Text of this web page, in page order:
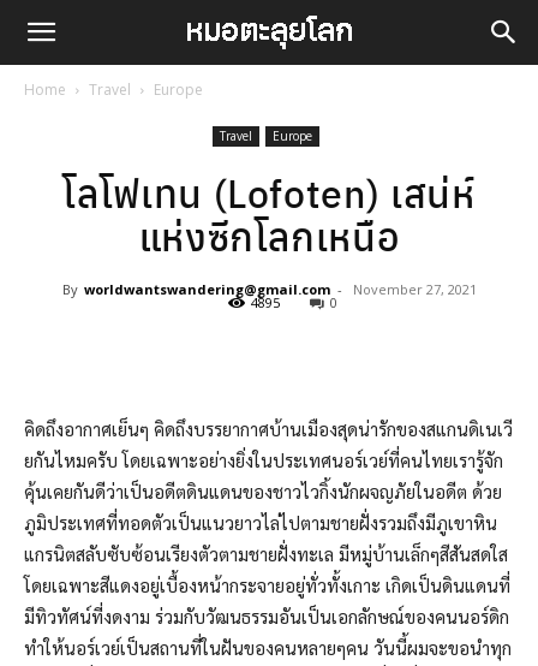
Home Travel Europe
Travel Europe
โลโฟเทน (Lofoten) เสน่ห์
แห่งซีกโลกเหนือ
By worldwantswandering@gmail.com - November 27, 2021
4895 0
คิดถึงอากาศเย็นๆ คิดถึงบรรยากาศบ้านเมืองสุดน่ารักของสแกนดิเนเวี
ยกันไหมครับ โดยเฉพาะอย่างยิ่งในประเทศนอร์เวย์ที่คนไทยเรารู้จัก
คุ้นเคยกันดีว่าเป็นอดีตดินแดนของชาวไวกิ้งนักผจญภัยในอดีต ด้วย
ภูมิประเทศที่ทอดตัวเป็นแนวยาวไล่ไปตามชายฝั่งรวมถึงมีภูเขาหิน
แกรนิตสลับซับซ้อนเรียงตัวตามชายฝั่งทะเล มีหมู่บ้านเล็กๆสีสันสดใส
โดยเฉพาะสีแดงอยู่เบื้องหน้ากระจายอยู่ทั่วทั้งเกาะ เกิดเป็นดินแดนที่
มีทิวทัศน์ที่งดงาม ร่วมกับวัฒนธรรมอันเป็นเอกลักษณ์ของคนนอร์ดิก
ทำให้นอร์เวย์เป็นสถานที่ในฝันของคนหลายๆคน วันนี้ผมจะขอนำทุก